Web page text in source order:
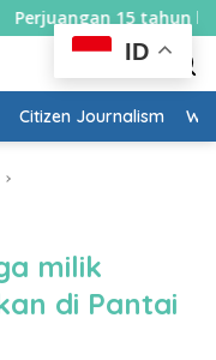
berbuah hasil,
Citizen Journalism
milik
di Pantai
ID